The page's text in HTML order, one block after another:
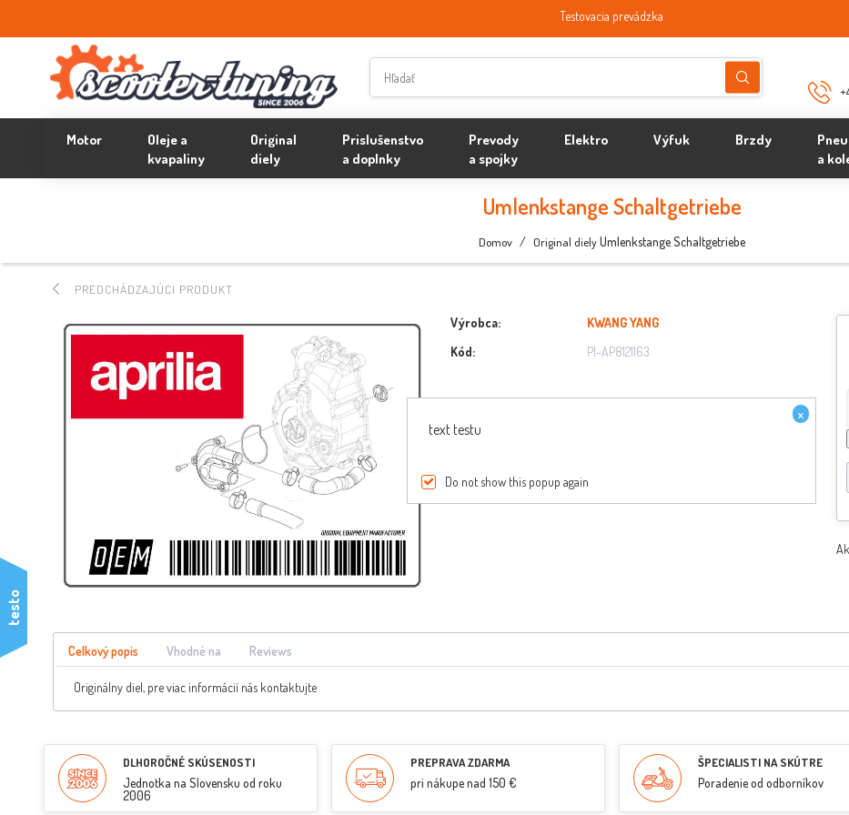
Testovacia prevádzka
Motor
Oleje a
kvapaliny
Original
diely
Prislušenstvo
a doplnky
Prevody
a spojky
Elektro Výfuk Brzdy
a
Umlenkstange Schaltgetriebe
Domov / Original diely Umlenkstange Schaltgetriebe
PREDCHÁDZAJÚCI PRODUKT
Výrobca:
KWANG YANG
Kód:
PI-AP8121163
Celkový popis Vhodné na Reviews
Originálny diel, pre viac informácií nás kontaktujte
DLHOROČNÉ SKÚSENOSTI
Jednotka na Slovensku od roku
2006
PREPRAVA ZDARMA
pri nákupe nad 150 €
ŠPECIALISTI NA SKÚTRE
Poradenie od odborníkov
testo
×
text testu
Do not show this popup again